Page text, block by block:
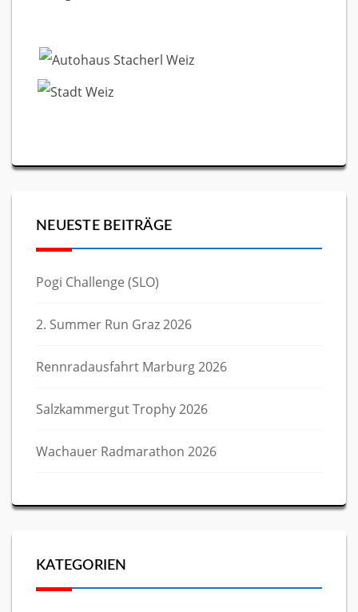
NEUESTE BEITRÄGE
Pogi Challenge (SLO)
2. Summer Run Graz 2026
Rennradausfahrt Marburg 2026
Salzkammergut Trophy 2026
Wachauer Radmarathon 2026
KATEGORIEN